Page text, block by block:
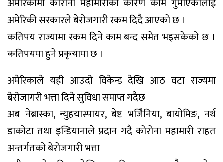
अमेरिकामा कोरोना महामारीका कारण काम गुमाएकालाई
अमेरिकी सरकारले बेरोजगारी रकम दिदै आएको छ ।
कतिपय राज्यामा रकम दिने काम बन्द समेत भइसकेको छ ।
कतिपयमा हुने प्रकृयामा छ ।
अमेरिकाले यही आउदो विकेन्ड देखि आठ वटा राज्यमा
बेरोजागरी भत्ता दिने सुविधा समाप्त गदैछ
अब नेब्रास्का, न्युहयास्पायर, बेष्ट भजिैनिया, बायोमिङ, नर्थ
डाकोटा तथा इन्डियानाले प्रदान गदै कोरोना महामारी राहत
अन्तर्गतको बेरोजगारी भत्ता